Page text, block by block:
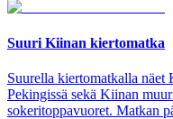
Suuri Kiinan kiertomatka
Suurella kiertomatkalla
Pekingissä sekä Kiinan
sokeritoppavuoret. Matkan